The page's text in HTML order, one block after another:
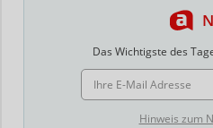
Das Wichtigste des
E-MAIL ADRESSE
Hinweis zum